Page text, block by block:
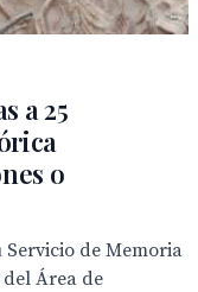
a 25
o
Servicio de Memoria
Área de